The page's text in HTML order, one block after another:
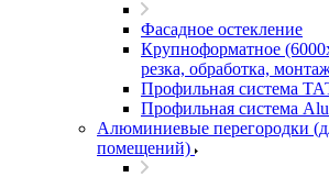
Фасадное остекление
Крупноформатное
резка, обработка,
Профильная система
Профильная система
Алюминиевые перегородки
помещений)